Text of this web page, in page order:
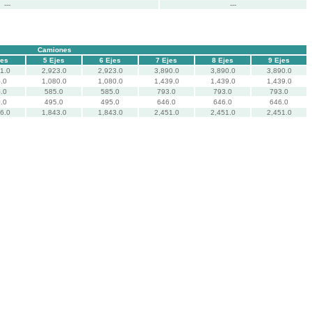
--- ---
Camiones
5 Ejes 6 Ejes 7 Ejes 8 Ejes
9 Ejes
2,923.0 2,923.0 3,890.0 3,890.0
3,890.0
1,080.0 1,080.0 1,439.0 1,439.0
1,439.0
585.0 585.0 793.0 793.0
793.0
495.0 495.0 646.0 646.0
646.0
1,843.0 1,843.0 2,451.0 2,451.0
2,451.0